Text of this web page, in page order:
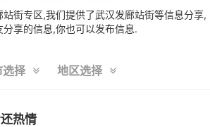
街专区,我们提供了武汉发廊站街等信息分享,
享的信息,你也可以发布信息.
选择 地区选择
热情